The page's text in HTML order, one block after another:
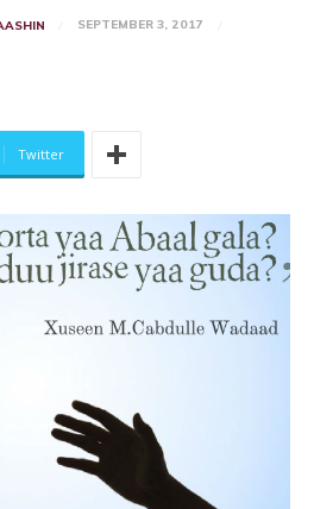
SEPTEMBER 3, 2017
Twitter